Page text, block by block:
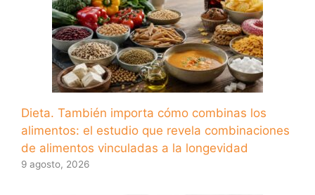
Dieta. También importa cómo combinas los
alimentos: el estudio que revela combinaciones
de alimentos vinculadas a la longevidad
9 agosto, 2026